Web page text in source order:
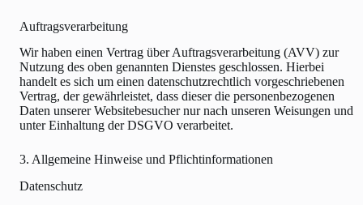
Auftragsverarbeitung
Wir haben einen Vertrag über Auftragsverarbeitung (AVV) zur
Nutzung des oben genannten Dienstes geschlossen. Hierbei
handelt es sich um einen datenschutzrechtlich vorgeschriebenen
Vertrag, der gewährleistet, dass dieser die personenbezogenen
Daten unserer Websitebesucher nur nach unseren Weisungen und
unter Einhaltung der DSGVO verarbeitet.
3. Allgemeine Hinweise und Pflicht­informationen
Datenschutz